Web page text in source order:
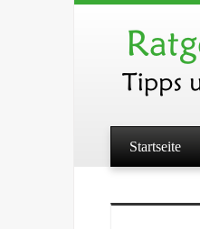
Startseite